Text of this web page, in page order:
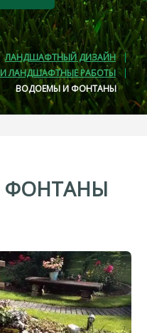
ЛАНДШАФТНЫЙ ДИЗАЙН
ЛАНДШАФТНЫЕ РАБОТЫ
ВОДОЕМЫ И ФОНТАНЫ
ФОНТАНЫ